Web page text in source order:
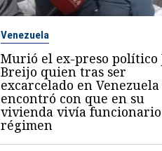
Venezuela
Murió el ex-preso político
Breijo quien tras ser
excarcelado en Venezuela
encontró con que en su
vivienda vivía
régimen